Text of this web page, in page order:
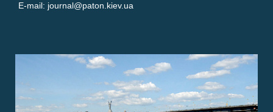
E-mail: journal@paton.kiev.ua